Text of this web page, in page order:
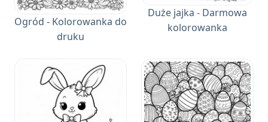
Ogród - Kolorowanka do
druku
Duże jajka - Darmowa
kolorowanka